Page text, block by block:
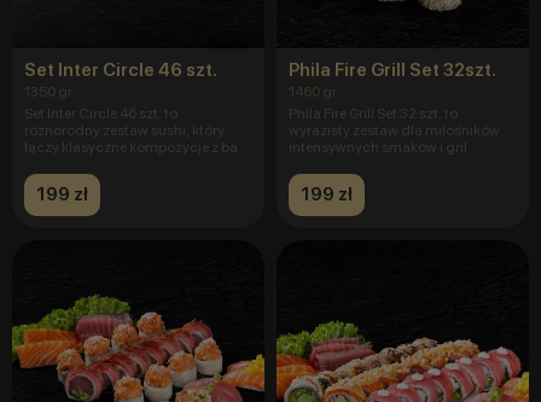
Set Inter Circle 46 szt.
1350 gr.
Set Inter Circle 46 szt. to
różnorodny zestaw sushi, który
łączy klasyczne kompozycje z ba
199 zł
Phila Fire Grill Set 32szt.
1460 gr.
Phila Fire Grill Set 32 szt. to
wyrazisty zestaw dla miłośników
intensywnych smaków i gril
199 zł